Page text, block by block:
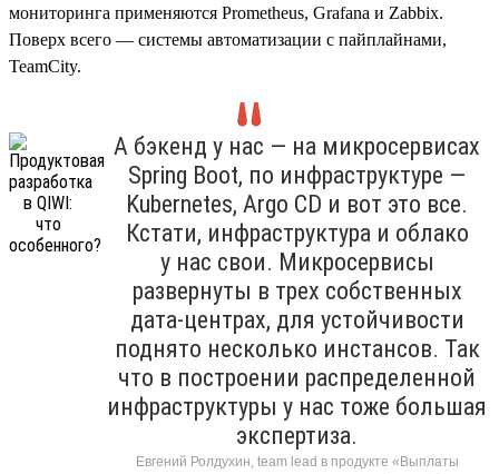
мониторинга применяются Prometheus, Grafana и Zabbix.
Поверх всего — системы автоматизации с пайплайнами,
TeamCity.
А бэкенд у нас — на микросервисах
Spring Boot, по инфраструктуре —
Kubernetes, Argo CD и вот это все.
Кстати, инфраструктура и облако
у нас свои. Микросервисы
развернуты в трех собственных
дата-центрах, для устойчивости
поднято несколько инстансов. Так
что в построении распределенной
инфраструктуры у нас тоже большая
экспертиза.
Евгений Ролдухин, team lead в продукте «Выплаты